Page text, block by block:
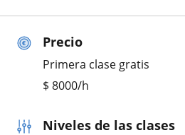
Precio
Primera clase gratis
$ 8000/h
Niveles de las clases